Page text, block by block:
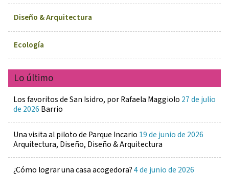
Diseño & Arquitectura
Ecología
Lo último
Los favoritos de San Isidro, por Rafaela Maggiolo 27 de julio
de 2026 Barrio
Una visita al piloto de Parque Incario 19 de junio de 2026
Arquitectura, Diseño, Diseño & Arquitectura
¿Cómo lograr una casa acogedora?4 de junio de 2026